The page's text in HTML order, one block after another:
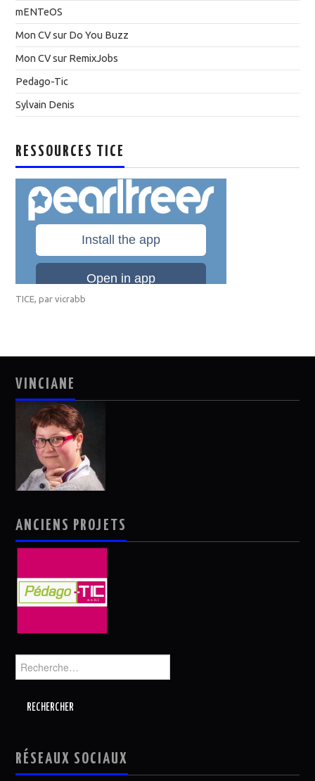
mENTeOS
Mon CV sur Do You Buzz
Mon CV sur RemixJobs
Pedago-Tic
Sylvain Denis
RESSOURCES TICE
TICE, parvicrabb
VINCIANE
ANCIENS PROJETS
Rechercher :
RÉSEAUX SOCIAUX